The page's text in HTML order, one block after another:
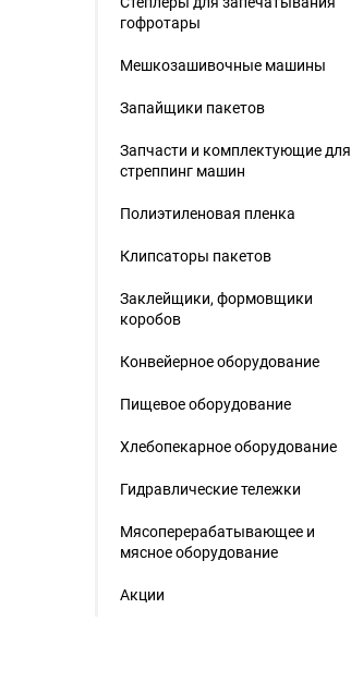
гофротары
Мешкозашивочные машины
Запайщики пакетов
Запчасти и комплектующие для
стреппинг машин
Полиэтиленовая пленка
Клипсаторы пакетов
Заклейщики, формовщики
коробов
Конвейерное оборудование
Пищевое оборудование
Хлебопекарное оборудование
Гидравлические тележки
Мясоперерабатывающее и
мясное оборудование
Акции